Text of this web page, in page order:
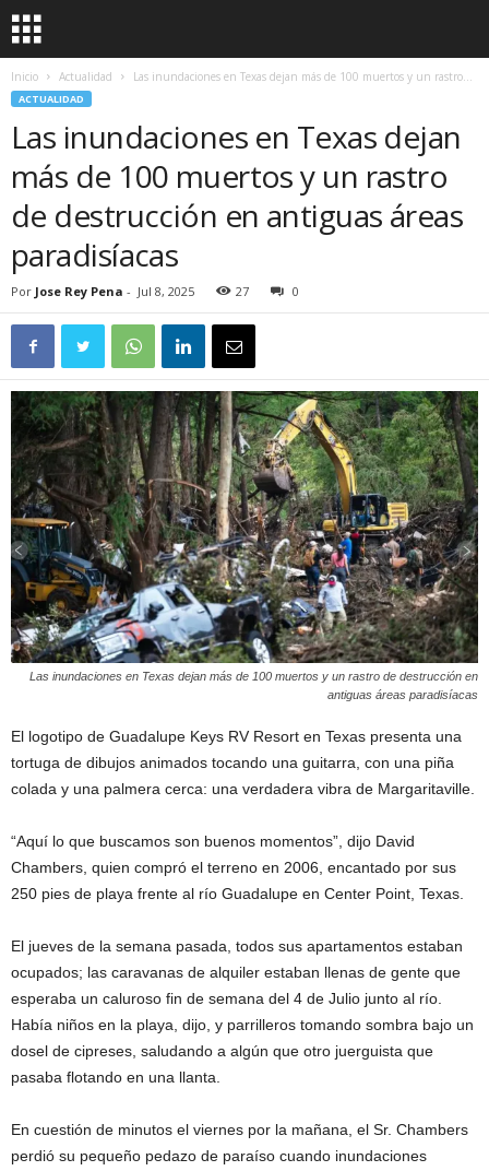
Inicio Actualidad Las inundaciones en Texas dejan más de 100 muertos y un rastro...
ACTUALIDAD
Las inundaciones en Texas dejan
más de 100 muertos y un rastro
de destrucción en antiguas áreas
paradisíacas
Por Jose Rey Pena - Jul 8, 2025 27 0
Las inundaciones en Texas dejan más de 100 muertos y un rastro de destrucción en
antiguas áreas paradisíacas
El logotipo de Guadalupe Keys RV Resort en Texas presenta una
tortuga de dibujos animados tocando una guitarra, con una piña
colada y una palmera cerca: una verdadera vibra de Margaritaville.
“Aquí lo que buscamos son buenos momentos”, dijo David
Chambers, quien compró el terreno en 2006, encantado por sus
250 pies de playa frente al río Guadalupe en Center Point, Texas.
El jueves de la semana pasada, todos sus apartamentos estaban
ocupados; las caravanas de alquiler estaban llenas de gente que
esperaba un caluroso fin de semana del 4 de Julio junto al río.
Había niños en la playa, dijo, y parrilleros tomando sombra bajo un
dosel de cipreses, saludando a algún que otro juerguista que
pasaba flotando en una llanta.
En cuestión de minutos el viernes por la mañana, el Sr. Chambers
perdió su pequeño pedazo de paraíso cuando inundaciones